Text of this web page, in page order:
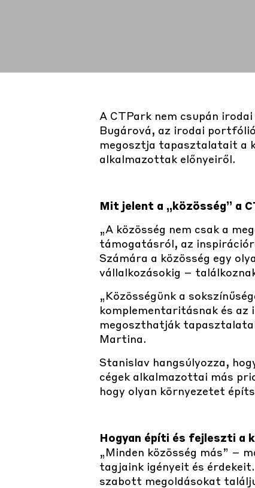
A CTPark nem csupán
Bugárová, az irodai
megosztja tapasztalatait a
alkalmazottak előnyeiről.
Mit jelent a „közösség” a
„A közösség nem csak a
támogatásról, az
Számára a közösség egy
vállalkozásokig –
„Közösségünk a
komplementaritásnak és
megoszthatják
Martina.
Stanislav hangsúlyozza,
cégek alkalmazottai más
hogy olyan környezetet
Hogyan építi és fejleszti a
„Minden közösség más” –
tagjaink igényeit és
szabott megoldásokat